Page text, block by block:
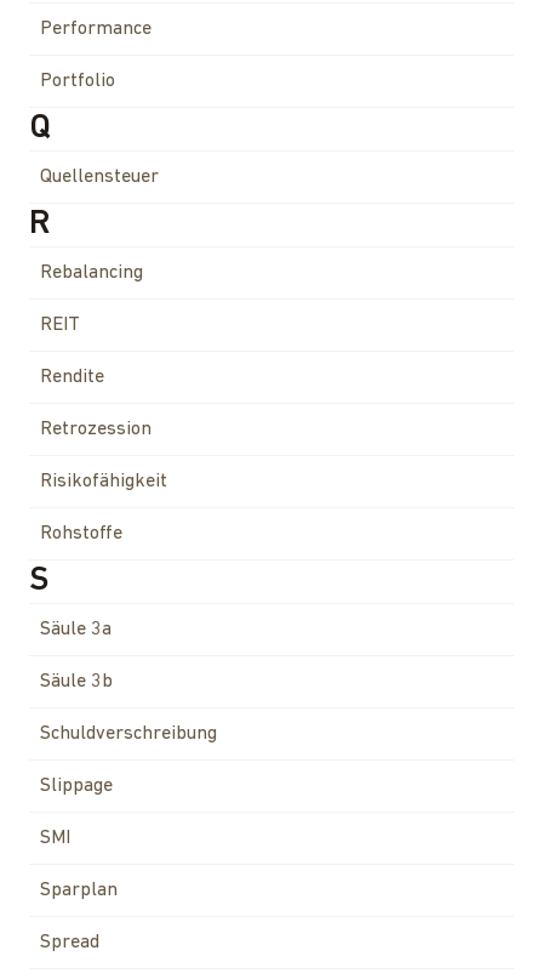
Performance
Portfolio
Q
Quellensteuer
R
Rebalancing
REIT
Rendite
Retrozession
Risikofähigkeit
Rohstoffe
S
Säule 3a
Säule 3b
Schuldverschreibung
Slippage
SMI
Sparplan
Spread